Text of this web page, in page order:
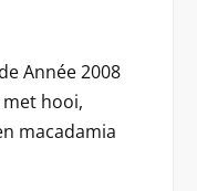
Année 2008
hooi,
macadamia